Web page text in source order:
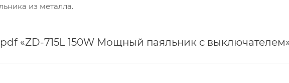
из металла.
«ZD-715L 150W Мощный паяльник с